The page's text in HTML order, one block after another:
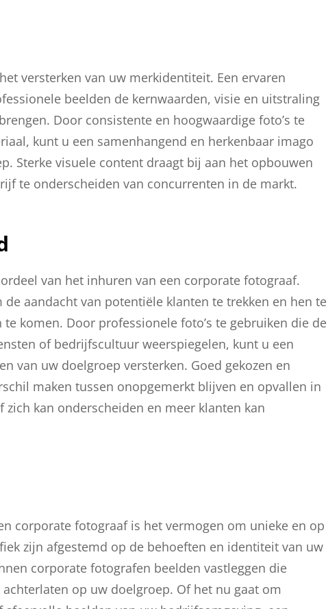
versterken van uw merkidentiteit. Een ervaren
beelden de kernwaarden, visie en uitstraling
Door consistente en hoogwaardige foto’s te
kunt u een samenhangend en herkenbaar imago
Sterke visuele content draagt bij aan het opbouwen
te onderscheiden van concurrenten in de markt.
van het inhuren van een corporate fotograaf.
aandacht van potentiële klanten te trekken en hen te
komen. Door professionele foto’s te gebruiken die de
of bedrijfscultuur weerspiegelen, kunt u een
van uw doelgroep versterken. Goed gekozen en
maken tussen onopgemerkt blijven en opvallen in
kan onderscheiden en meer klanten kan
corporate fotograaf is het vermogen om unieke en op
zijn afgestemd op de behoeften en identiteit van uw
corporate fotografen beelden vastleggen die
op uw doelgroep. Of het nu gaat om